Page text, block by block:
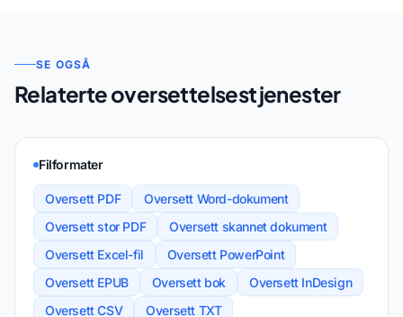
SE OGSÅ
Relaterte oversettelsestjenester
Filformater
Oversett PDF
Oversett Word-dokument
Oversett stor PDF
Oversett skannet dokument
Oversett Excel-fil
Oversett PowerPoint
Oversett EPUB
Oversett bok
Oversett InDesign
Oversett CSV
Oversett TXT